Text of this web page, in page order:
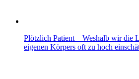
Plötzlich Patient – Weshalb wir die
eigenen Körpers oft zu hoch